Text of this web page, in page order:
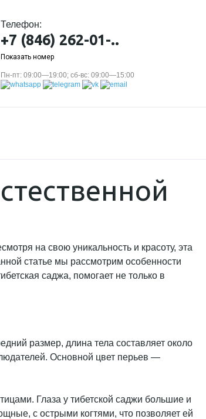
Телефон:
+7 (846) 262-01-..
Показать номер
Пн-пт: 09:00—19:00; сб-вс: 09:00—15:00
на свою уникальность и красоту, эта
статье мы рассмотрим особенности
саджа, помогает не только в
размер, длина тела составляет около
Основной цвет перьев —
Глаза у тибетской саджи большие и
с острыми когтями, что позволяет ей